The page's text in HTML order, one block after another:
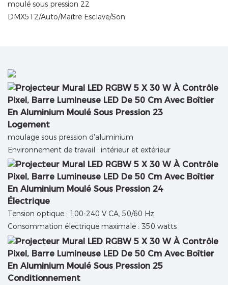
DMX512/Auto/Maître Esclave/Son
Logement
moulage sous pression d'aluminium
Environnement de travail : intérieur et extérieur
Électrique
Tension optique : 100-240 V CA, 50/60 Hz
Consommation électrique maximale : 350 watts
Conditionnement